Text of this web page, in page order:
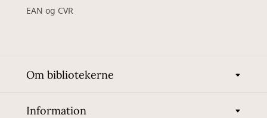
EAN og CVR
Om bibliotekerne
Information